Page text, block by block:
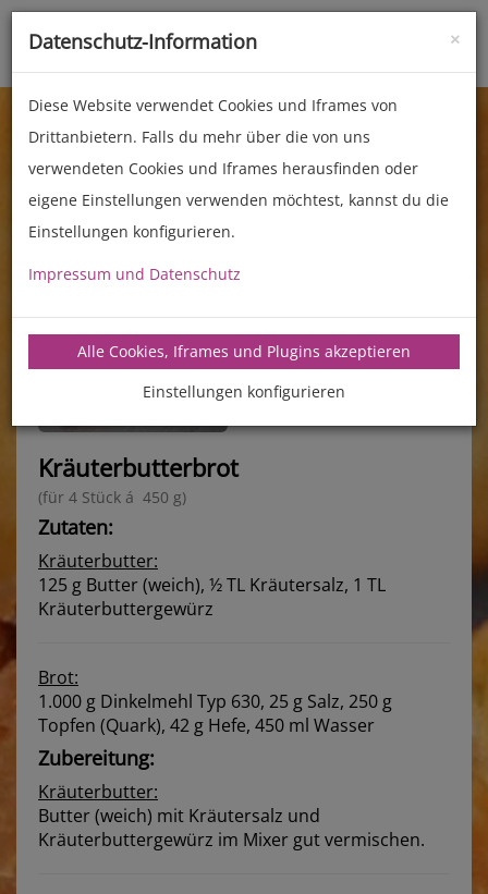
Toggle
Kräuterbutterbrot
(für 4 Stück á 450 g)
Zutaten:
Kräuterbutter:
125 g Butter (weich), ½ TL Kräutersalz, 1 TL
Kräuterbuttergewürz
Brot:
1.000 g Dinkelmehl Typ 630, 25 g Salz, 250 g
Topfen (Quark), 42 g Hefe, 450 ml Wasser
Zubereitung:
Kräuterbutter:
Butter (weich) mit Kräutersalz und
Kräuterbuttergewürz im Mixer gut vermischen.
×
Datenschutz-Information
Diese Website verwendet Cookies und Iframes von
Drittanbietern. Falls du mehr über die von uns
verwendeten Cookies und Iframes herausfinden oder
eigene Einstellungen verwenden möchtest, kannst du die
Einstellungen konfigurieren.
Impressum und Datenschutz
Alle Cookies, Iframes und Plugins akzeptieren
Einstellungen konfigurieren